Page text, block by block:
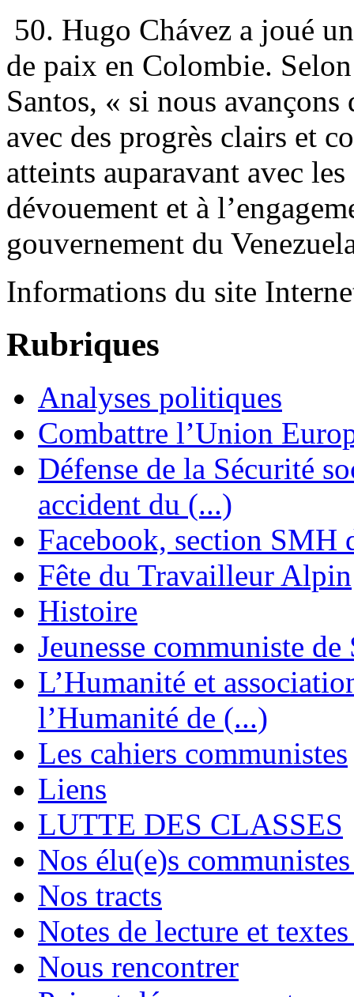
50. Hugo Chávez a joué
de paix en Colombie.
Santos, « si nous
avec des progrès clairs et
atteints auparavant avec
dévouement et à
gouvernement du
Informations du site
Rubriques
Analyses politiques
Combattre l’Union
Défense de la Sécurité
accident du (...)
Facebook, section SMH
Fête du Travailleur Alpin
Histoire
Jeunesse communiste
L’Humanité et
l’Humanité de (...)
Les cahiers communistes
Liens
LUTTE DES CLASSES
Nos élu(e)s
Nos tracts
Notes de lecture et
Nous rencontrer